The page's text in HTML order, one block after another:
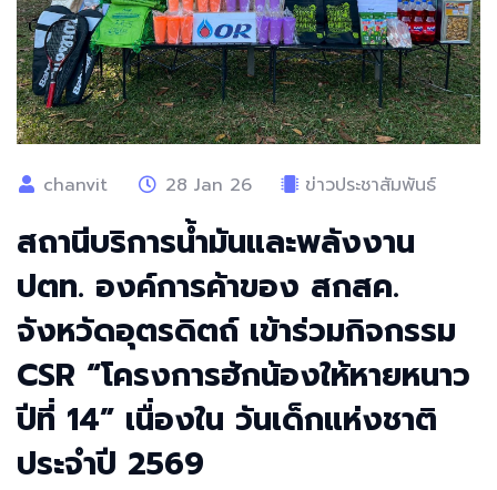
chanvit 28 Jan 26 ข่าวประชาสัมพันธ์
สถานีบริการน้ำมันและพลังงาน
ปตท. องค์การค้าของ สกสค.
จังหวัดอุตรดิตถ์ เข้าร่วมกิจกรรม
CSR “โครงการฮักน้องให้หายหนาว
ปีที่ 14” เนื่องใน วันเด็กแห่งชาติ
ประจำปี 2569